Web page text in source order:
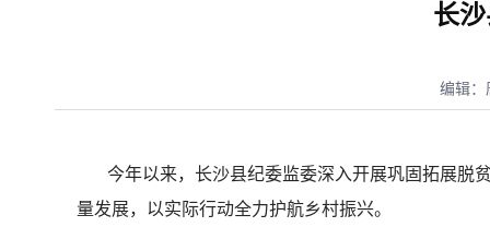
长
编辑：
今年以来，长沙县纪委监委深入开展巩固拓展脱
量发展，以实际行动全力护航乡村振兴。